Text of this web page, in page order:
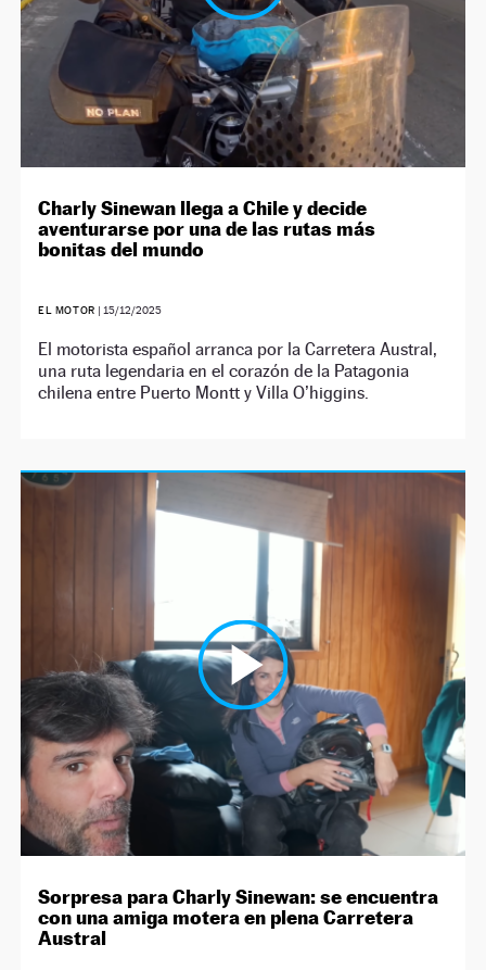
Charly Sinewan llega a Chile y decide
aventurarse por una de las rutas más
bonitas del mundo
EL MOTOR | 15/12/2025
El motorista español arranca por la Carretera Austral,
una ruta legendaria en el corazón de la Patagonia
chilena entre Puerto Montt y Villa O’higgins.
Sorpresa para Charly Sinewan: se encuentra
con una amiga motera en plena Carretera
Austral